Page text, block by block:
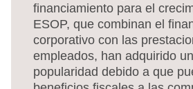
financiamiento para el
ESOP, que combinan el
corporativo con las
empleados, han adquirido
popularidad debido a que